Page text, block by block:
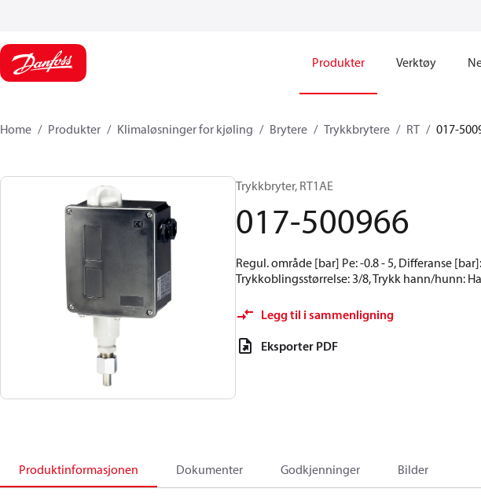
Produkter Verktøy
Home Produkter Klimaløsninger for kjøling Brytere Trykkbrytere RT 017-
Trykkbryter, RT1AE
017-500966
Regul. område [bar] Pe: -0.8 - 5, Differanse
Trykkoblingsstørrelse: 3/8, Trykk hann/hunn:
Legg til i sammenligning
Eksporter PDF
Produktinformasjonen Dokumenter Godkjenninger Bilder